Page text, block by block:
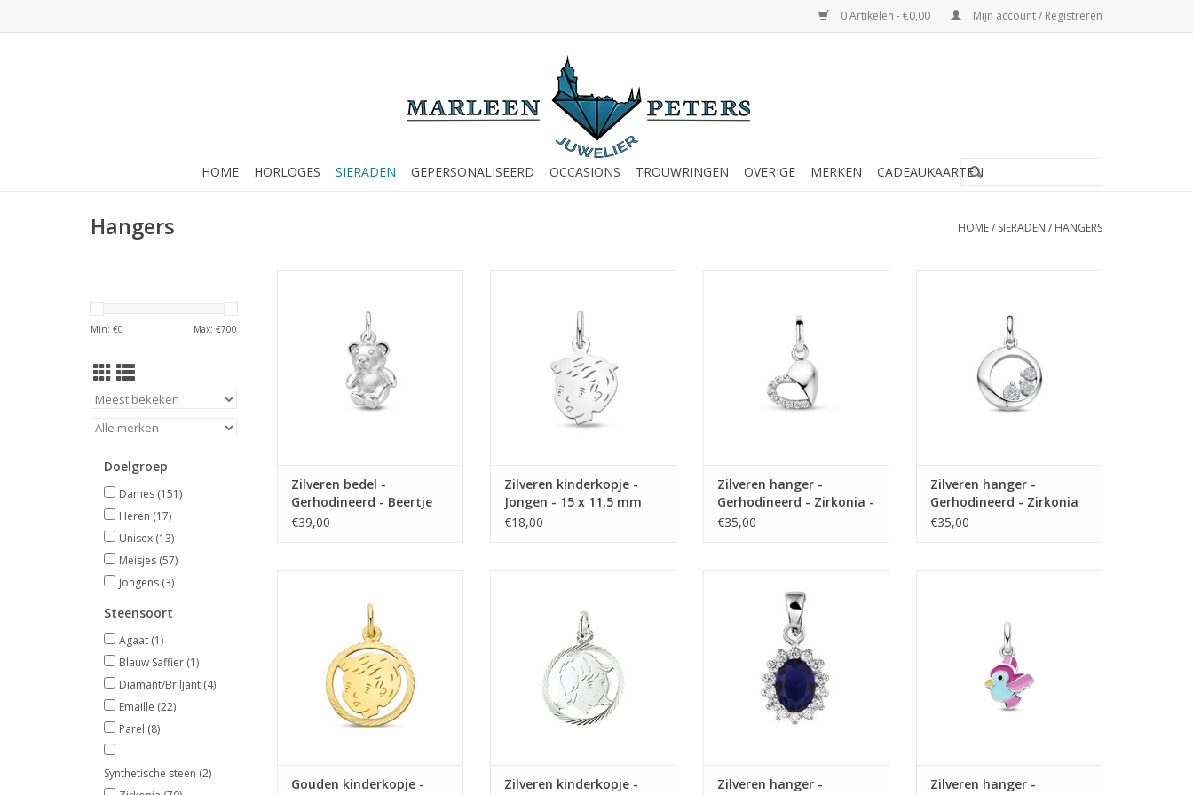
0 Artikelen - €0,00 Mijn account / Registreren
HOME HORLOGES SIERADEN GEPERSONALISEERD OCCASIONS TROUWRINGEN OVERIGE MERKEN CADEAUKAARTEN
Hangers HOME/ SIERADEN / HANGERS
Min: €0 Max: €700
Doelgroep
Dames (151)
Heren (17)
Unisex (13)
Meisjes (57)
Jongens (3)
Steensoort
Agaat (1)
Blauw Saffier (1)
Diamant/Briljant (4)
Emaille (22)
Parel (8)
Synthetische steen (2)
TOEVOEGEN AAN WINKELWAGEN
Zilveren bedel -
Gerhodineerd - Beertje
€39,00
TOEVOEGEN AAN WINKELWAGEN
Zilveren kinderkopje -
Jongen - 15 x 11,5 mm
€18,00
TOEVOEGEN AAN WINKELWAGEN
Zilveren hanger -
Gerhodineerd - Zirkonia -
Hartje
€35,00
TOEVOEGEN AAN WINKELWAGEN
Zilveren hanger -
Gerhodineerd - Zirkonia
€35,00
TOEVOEGEN AAN WINKELWAGEN
Gouden kinderkopje -
TOEVOEGEN AAN WINKELWAGEN
Zilveren kinderkopje -
Synthetisch blauw Saffier -
Zirkonia
TOEVOEGEN AAN WINKELWAGEN
Zilveren hanger -
Zilveren hanger -